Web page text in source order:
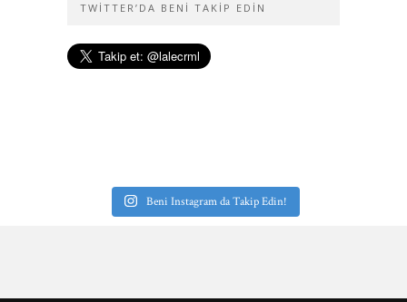
TWITTER’DA BENI TAKIP EDIN
Beni Instagram da Takip Edin!